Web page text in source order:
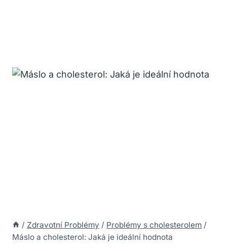
/ Zdravotní Problémy / Problémy s cholesterolem /
Máslo a cholesterol: Jaká je ideální hodnota